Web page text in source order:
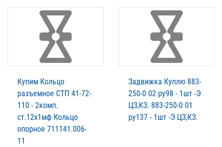
Купим Кольцо
разъемное СТП 41-72-
110 - 2комп.
ст.12х1мф Кольцо
опорное 711141.006-
11
Задвижка Куплю 883-
250-0 02 ру98 - 1шт -Э
ЦЗ,КЗ. 883-250-0 01
ру137 - 1шт -Э ЦЗ,КЗ.